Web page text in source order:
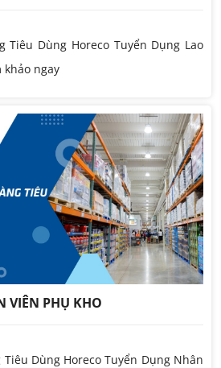
Tiêu Dùng Horeco Tuyển Dụng Lao
khảo ngay
VIÊN PHỤ KHO
Tiêu Dùng Horeco Tuyển Dụng Nhân